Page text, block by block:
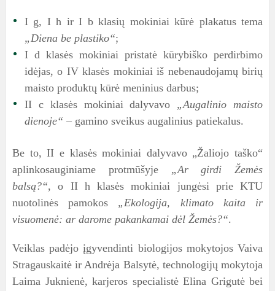
I g, I h ir I b klasių mokiniai kūrė plakatus tema
„Diena be plastiko“;
I d klasės mokiniai pristatė kūrybiško perdirbimo
idėjas, o IV klasės mokiniai iš nebenaudojamų birių
maisto produktų kūrė meninius darbus;
II c klasės mokiniai dalyvavo „Augalinio maisto
dienoje“ – gamino sveikus augalinius patiekalus.
Be to, II e klasės mokiniai dalyvavo „Žaliojo taško“
aplinkosauginiame protmūšyje „Ar girdi Žemės
balsą?“, o II h klasės mokiniai jungėsi prie KTU
nuotolinės pamokos „Ekologija, klimato kaita ir
visuomenė: ar darome pakankamai dėl Žemės?“.
Veiklas padėjo įgyvendinti biologijos mokytojos Vaiva
Stragauskaitė ir Andrėja Balsytė, technologijų mokytoja
Laima Juknienė, karjeros specialistė Elina Grigutė bei